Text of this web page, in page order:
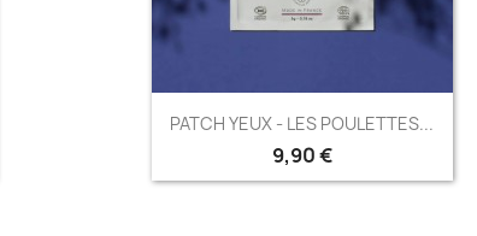
Aperçu rapide
PATCH YEUX - LES POULETTES...
9,90 €